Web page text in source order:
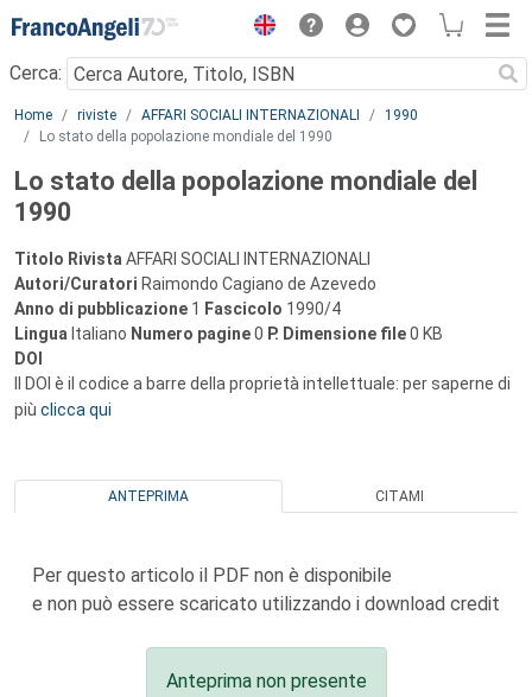
Menu
Cerca:
Main content
Home riviste AFFARI SOCIALI INTERNAZIONALI
1990
Lo stato della popolazione mondiale del 1990
Lo stato della popolazione mondiale del
1990
Titolo Rivista AFFARI SOCIALI INTERNAZIONALI
Autori/Curatori Raimondo Cagiano de Azevedo
Anno di pubblicazione 1 Fascicolo 1990/4
Lingua Italiano Numero pagine0 P. Dimensione file0 KB
DOI
Il DOI è il codice a barre della proprietà intellettuale: per saperne di
più clicca qui
ANTEPRIMA CITAMI
Per questo articolo il PDF non è disponibile
e non può essere scaricato utilizzando i download credit
Anteprima non presente